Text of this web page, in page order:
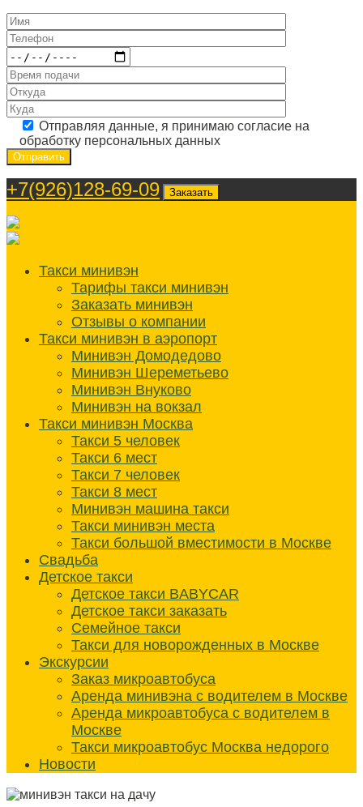
Отправляя данные, я принимаю согласие на
обработку персональных данных
+7(926)128-69-09 Заказать
Такси минивэн
Тарифы такси минивэн
Заказать минивэн
Отзывы о компании
Такси минивэн в аэропорт
Минивэн Домодедово
Минивэн Шереметьево
Минивэн Внуково
Минивэн на вокзал
Такси минивэн Москва
Такси 5 человек
Такси 6 мест
Такси 7 человек
Такси 8 мест
Минивэн машина такси
Такси минивэн места
Такси большой вместимости в Москве
Свадьба
Детское такси
Детское такси BABYCAR
Детское такси заказать
Семейное такси
Такси для новорожденных в Москве
Экскурсии
Заказ микроавтобуса
Аренда минивэна с водителем в Москве
Аренда микроавтобуса с водителем в
Москве
Такси микроавтобус Москва недорого
Новости